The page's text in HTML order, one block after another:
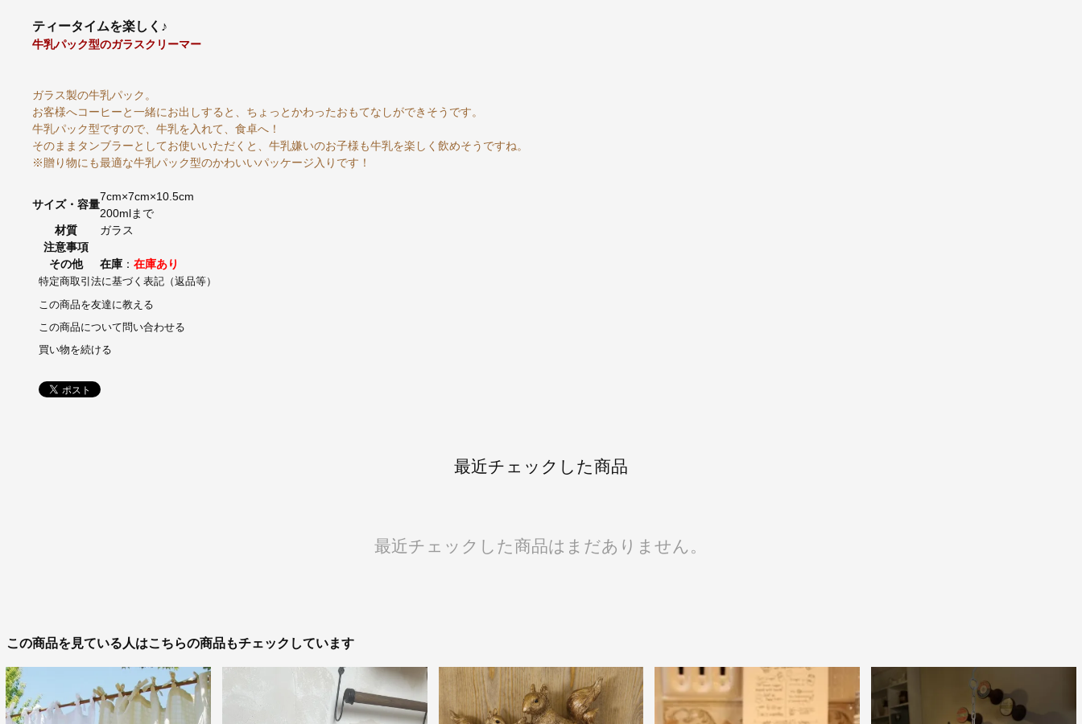
ティータイムを楽しく♪
牛乳パック型のガラスクリーマー
ガラス製の牛乳パック。
お客様へコーヒーと一緒にお出しすると、ちょっとかわったおもてなしができそうです。
牛乳パック型ですので、牛乳を入れて、食卓へ！
そのままタンブラーとしてお使いいただくと、牛乳嫌いのお子様も牛乳を楽しく飲めそうですね。
※贈り物にも最適な牛乳パック型のかわいいパッケージ入りです！
サイズ・容量
7cm×7cm×10.5cm
200mlまで
材質
ガラス
注意事項
その他
在庫： 在庫あり
特定商取引法に基づく表記（返品等）
この商品を友達に教える
この商品について問い合わせる
買い物を続ける
最近チェックした商品
最近チェックした商品はまだありません。
この商品を見ている人はこちらの商品もチェックしています